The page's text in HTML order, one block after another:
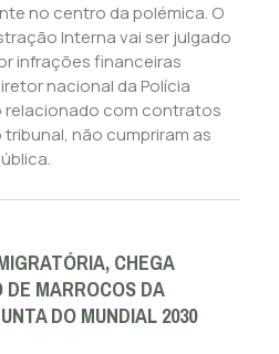
no centro da polémica. O
Interna vai ser julgado
infrações financeiras
nacional da Polícia
relacionado com contratos
não cumpriram as
CHEGA
MARROCOS DA
DO MUNDIAL 2030